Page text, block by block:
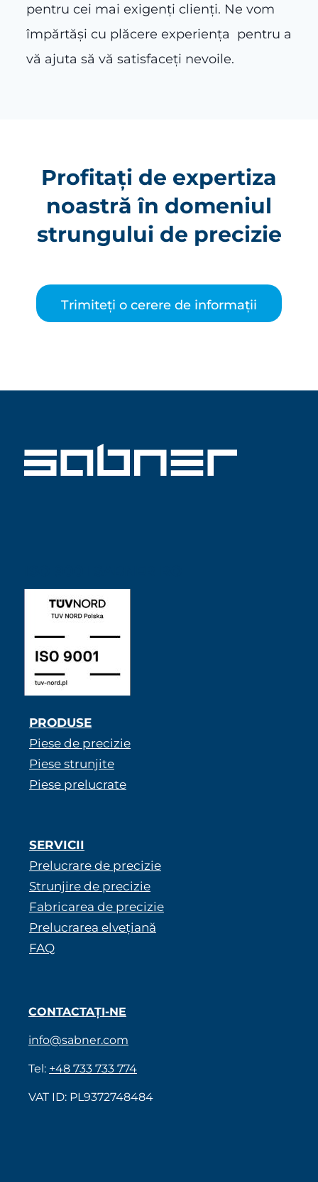
pentru cei mai exigenți clienți. Ne vom
împărtăși cu plăcere experiența pentru a
vă ajuta să vă satisfaceți nevoile.
Profitați de expertiza
noastră în domeniul
strungului de precizie
Trimiteți o cerere de informații
PRODUSE
Piese de precizie
Piese strunjite
Piese prelucrate
SERVICII
Prelucrare de precizie
Strunjire de precizie
Fabricarea de precizie
Prelucrarea elvețiană
FAQ
CONTACTAȚI-NE
info@sabner.com
Tel: +48 733 733 774
VAT ID: PL9372748484